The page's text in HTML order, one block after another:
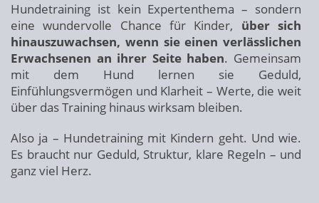
Hundetraining ist kein Expertenthema – sondern
eine wundervolle Chance für Kinder, über sich
hinauszuwachsen, wenn sie einen verlässlichen
Erwachsenen an ihrer Seite haben. Gemeinsam
mit dem Hund lernen sie Geduld,
Einfühlungsvermögen und Klarheit – Werte, die weit
über das Training hinaus wirksam bleiben.
Also ja – Hundetraining mit Kindern geht. Und wie.
Es braucht nur Geduld, Struktur, klare Regeln – und
ganz viel Herz.